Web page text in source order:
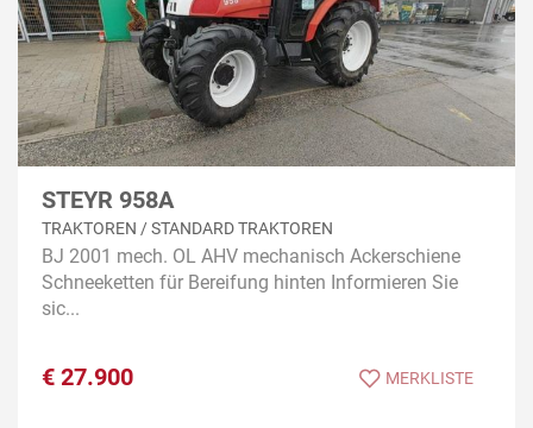
STEYR 958A
TRAKTOREN / STANDARD TRAKTOREN
BJ 2001 mech. OL AHV mechanisch Ackerschiene
Schneeketten für Bereifung hinten Informieren Sie
sic...
€ 27.900 MERKLISTE